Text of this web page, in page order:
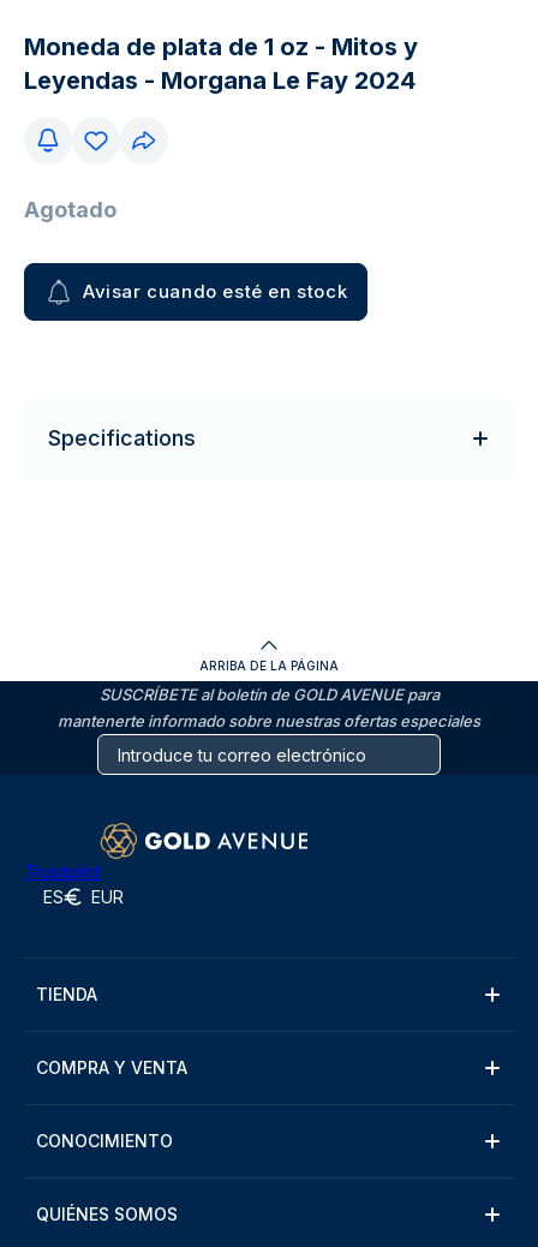
Moneda de plata de 1 oz - Mitos y
Leyendas - Morgana Le Fay 2024
Agotado
Avisar cuando esté en stock
Specifications
ARRIBA DE LA PÁGINA
SUSCRÍBETE al boletín de GOLD AVENUE para
mantenerte informado sobre nuestras ofertas especiales
Trustpilot
ES EUR
TIENDA
COMPRA Y VENTA
CONOCIMIENTO
QUIÉNES SOMOS